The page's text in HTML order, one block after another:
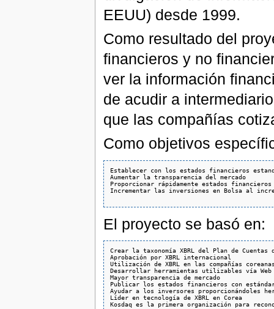
EEUU) desde 1999.
Como resultado del
financieros y no
ver la información
de acudir a
que las compañías
Como objetivos
Establecer con los estados financieros
Aumentar la transparencia del mercado
Proporcionar rápidamente estados
Incrementar las inversiones en Bolsa al
El proyecto se basó en:
Crear la taxonomía XBRL del Plan de
Aprobación por XBRL internacional
Utilización de XBRL en las compañías
Desarrollar herramientas utilizables vía
Mayor transparencia de mercado
Publicar los estados financieros con
Ayudar a los inversores proporcionándoles
Líder en tecnología de XBRL en Corea
Kosdaq es la primera organización para